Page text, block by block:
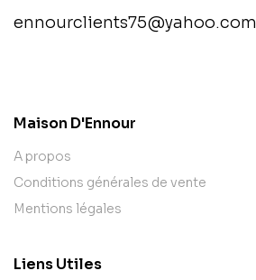
ennourclients75@yahoo.com
Maison D'Ennour
A propos
Conditions générales de vente
Mentions légales
Liens Utiles